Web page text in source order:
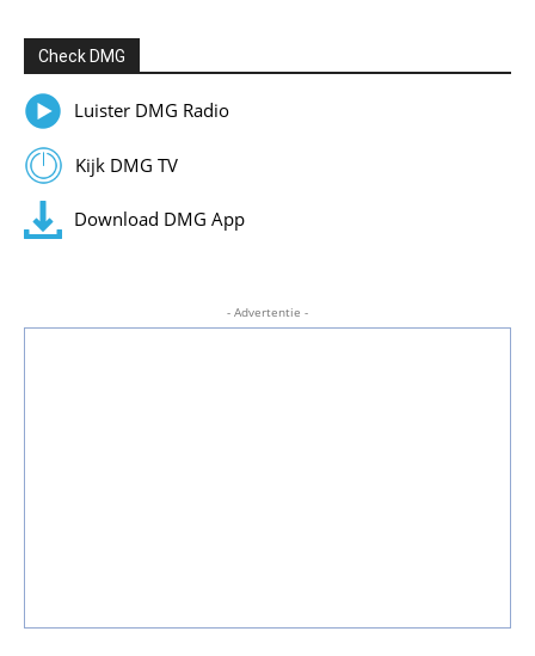
Check DMG
Luister DMG Radio
Kijk DMG TV
Download DMG App
- Advertentie -